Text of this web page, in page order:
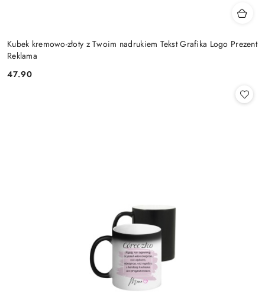
Kubek kremowo-złoty z Twoim nadrukiem Tekst Grafika Logo Prezent
Reklama
Cena:
47.90